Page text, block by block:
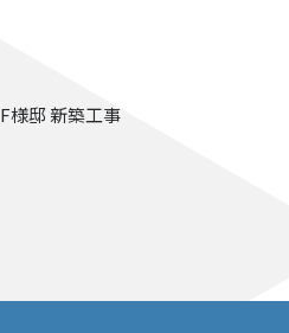
F様邸 新築工事